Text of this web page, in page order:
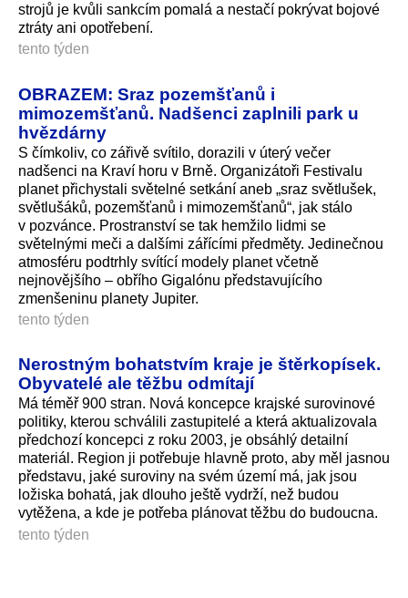
strojů je kvůli sankcím pomalá a nestačí pokrývat bojové
ztráty ani opotřebení.
tento týden
OBRAZEM: Sraz pozemšťanů i
mimozemšťanů. Nadšenci zaplnili park u
hvězdárny
S čímkoliv, co zářivě svítilo, dorazili v úterý večer
nadšenci na Kraví horu v Brně. Organizátoři Festivalu
planet přichystali světelné setkání aneb „sraz světlušek,
světlušáků, pozemšťanů i mimozemšťanů“, jak stálo
v pozvánce. Prostranství se tak hemžilo lidmi se
světelnými meči a dalšími zářícími předměty. Jedinečnou
atmosféru podtrhly svítící modely planet včetně
nejnovějšího – obřího Gigalónu představujícího
zmenšeninu planety Jupiter.
tento týden
Nerostným bohatstvím kraje je štěrkopísek.
Obyvatelé ale těžbu odmítají
Má téměř 900 stran. Nová koncepce krajské surovinové
politiky, kterou schválili zastupitelé a která aktualizovala
předchozí koncepci z roku 2003, je obsáhlý detailní
materiál. Region ji potřebuje hlavně proto, aby měl jasnou
představu, jaké suroviny na svém území má, jak jsou
ložiska bohatá, jak dlouho ještě vydrží, než budou
vytěžena, a kde je potřeba plánovat těžbu do budoucna.
tento týden